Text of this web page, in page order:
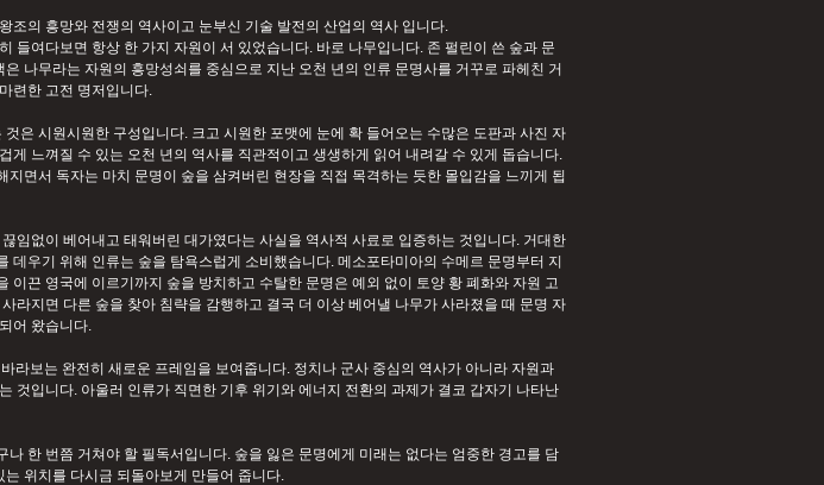
조의 흥망와 전쟁의 역사이고 눈부신 기술 발전의 산업의 역사 입니다.
들여다보면 항상 한 가지 자원이 서 있었습니다. 바로 나무입니다. 존 펄린이 쓴 숲과 문
나무라는 자원의 흥망성쇠를 중심으로 지난 오천 년의 인류 문명사를 거꾸로 파헤친 거
련한 고전 명저입니다.
은 시원시원한 구성입니다. 크고 시원한 포맷에 눈에 확 들어오는 수많은 도판과 사진 자
게 느껴질 수 있는 오천 년의 역사를 직관적이고 생생하게 읽어 내려갈 수 있게 돕습니다.
면서 독자는 마치 문명이 숲을 삼켜버린 현장을 직접 목격하는 듯한 몰입감을 느끼게 됩
임없이 베어내고 태워버린 대가였다는 사실을 역사적 사료로 입증하는 것입니다. 거대한
데우기 위해 인류는 숲을 탐욕스럽게 소비했습니다. 메소포타미아의 수메르 문명부터 지
이끈 영국에 이르기까지 숲을 방치하고 수탈한 문명은 예외 없이 토양 황 폐화와 자원 고
라지면 다른 숲을 찾아 침략을 감행하고 결국 더 이상 베어낼 나무가 사라졌을 때 문명 자
어 왔습니다.
라보는 완전히 새로운 프레임을 보여줍니다. 정치나 군사 중심의 역사가 아니라 자원과
것입니다. 아울러 인류가 직면한 기후 위기와 에너지 전환의 과제가 결코 갑자기 나타난
나 한 번쯤 거쳐야 할 필독서입니다. 숲을 잃은 문명에게 미래는 없다는 엄중한 경고를 담
위치를 다시금 되돌아보게 만들어 줍니다.